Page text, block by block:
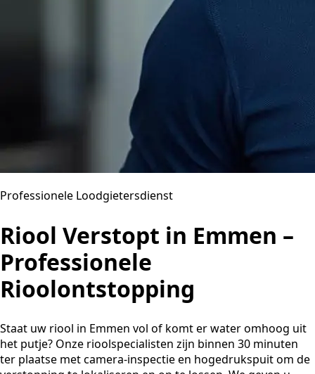
Professionele Loodgietersdienst
Riool Verstopt in Emmen –
Professionele
Rioolontstopping
Staat uw riool in Emmen vol of komt er water omhoog uit
het putje? Onze rioolspecialisten zijn binnen 30 minuten
ter plaatse met camera-inspectie en hogedrukspuit om de